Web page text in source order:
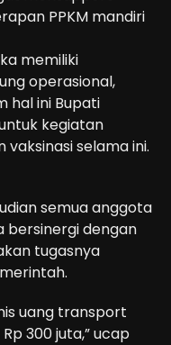
PPKM mandiri
memiliki
operasional,
hal ini Bupati
kegiatan
selama ini.
semua anggota
bersinergi dengan
tugasnya
uang transport
300 juta,” ucap